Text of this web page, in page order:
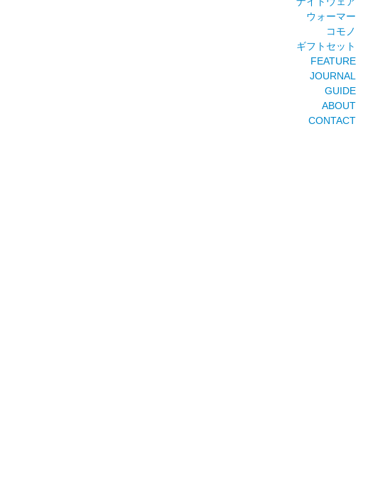
ウォーマー
コモノ
ギフトセット
FEATURE
JOURNAL
GUIDE
ABOUT
CONTACT